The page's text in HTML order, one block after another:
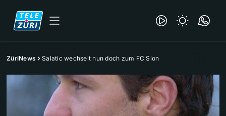
ZüriNews Salatic wechselt nun doch zum FC Sion